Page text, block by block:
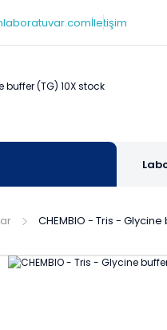
İletişim
CHEMBIO - Tris -